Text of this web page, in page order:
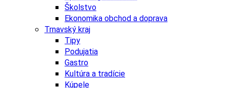
Školstvo
Ekonomika obchod a doprava
Trnavský kraj
Tipy
Podujatia
Gastro
Kultúra a tradície
Kúpele